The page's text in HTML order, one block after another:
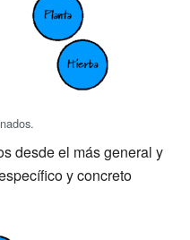
desde el más general y
y concreto